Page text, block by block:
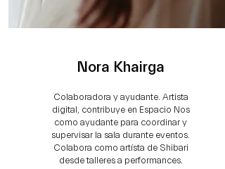
Nora Khairga
Colaboradora y ayudante. Artista
digital, contribuye en Espacio Nos
como ayudante para coordinar y
supervisar la sala durante eventos.
Colabora como artísta de Shibari
desde talleres a performances.